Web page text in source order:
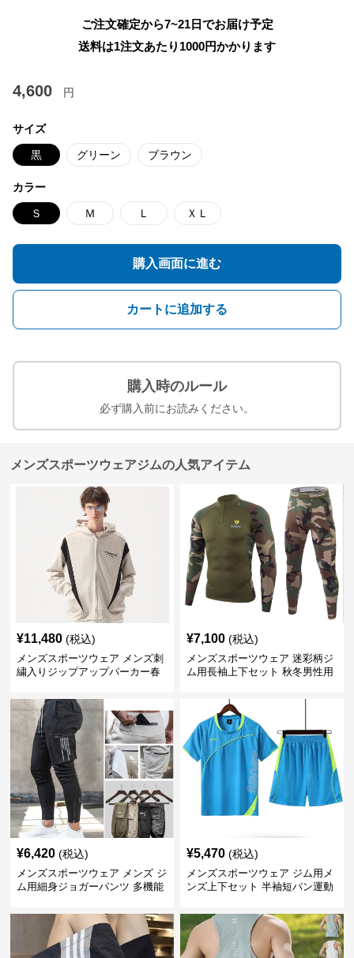
ご注文確定から7~21日でお届け予定
送料は1注文あたり 1000円かかります
4,600 円
サイズ
黒 グリーン ブラウン
カラー
Ｓ Ｍ Ｌ ＸＬ
購入画面に進む
カートに追加する
購入時のルール
必ず購入前にお読みください。
メンズスポーツウェアジムの人気アイテム
¥11,480 (税込)
メンズスポーツウェア メンズ刺
繍入りジップアップパーカー春
¥7,100 (税込)
メンズスポーツウェア 迷彩柄ジ
ム用長袖上下セット 秋冬男性用
¥6,420 (税込)
メンズスポーツウェア メンズ ジ
ム用細身ジョガーパンツ 多機能
¥5,470 (税込)
メンズスポーツウェア ジム用メ
ンズ上下セット 半袖短パン運動